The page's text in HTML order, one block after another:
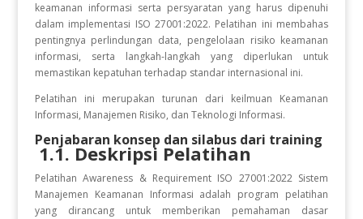
keamanan informasi serta persyaratan yang harus dipenuhi
dalam implementasi ISO 27001:2022. Pelatihan ini membahas
pentingnya perlindungan data, pengelolaan risiko keamanan
informasi, serta langkah-langkah yang diperlukan untuk
memastikan kepatuhan terhadap standar internasional ini.
Pelatihan ini merupakan turunan dari keilmuan Keamanan
Informasi, Manajemen Risiko, dan Teknologi Informasi.
Penjabaran konsep dan silabus dari training
1.1. Deskripsi Pelatihan
Pelatihan Awareness & Requirement ISO 27001:2022 Sistem
Manajemen Keamanan Informasi adalah program pelatihan
yang dirancang untuk memberikan pemahaman dasar